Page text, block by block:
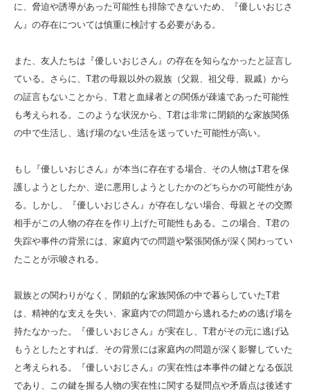
に、脅迫や誘導があった可能性も排除できないため、『優しいおじさ
ん』の存在については慎重に検討する必要がある。
また、友人たちは『優しいおじさん』の存在を知らなかったと証言し
ている。さらに、T君の母親以外の親族（父親、祖父母、親戚）から
の証言もないことから、T君と血縁者との関係が疎遠であった可能性
も考えられる。このような状況から、T君は非常に閉鎖的な家族関係
の中で生活し、逃げ場のない生活を送っていた可能性が高い。
もし『優しいおじさん』が本当に存在する場合、その人物はT君を保
護しようとしたか、逆に悪用しようとしたかのどちらかの可能性があ
る。しかし、『優しいおじさん』が存在しない場合、母親とその交際
相手がこの人物の存在を作り上げた可能性もある。この場合、T君の
失踪や事件の背景には、家庭内での問題や緊張関係が深く関わってい
たことが示唆される。
親族との関わりがなく、閉鎖的な家族関係の中で暮らしていたT君
は、精神的な支えを失い、家庭内での問題から逃れるための逃げ場を
持たなかった。『優しいおじさん』が実在し、T君がその元に逃げ込
もうとしたとすれば、その背景には家庭内の問題が深く影響していた
と考えられる。『優しいおじさん』の実在性は本事件の鍵となる仮説
であり、この鍵を握る人物の実在性に関する疑問点や矛盾点は後述す